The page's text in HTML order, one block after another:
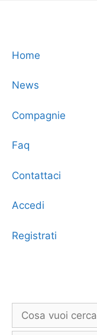
Home
News
Compagnie
Faq
Contattaci
Accedi
Registrati